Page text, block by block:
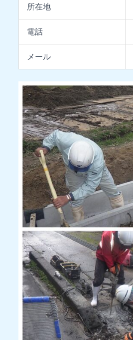
所在地
電話
メール